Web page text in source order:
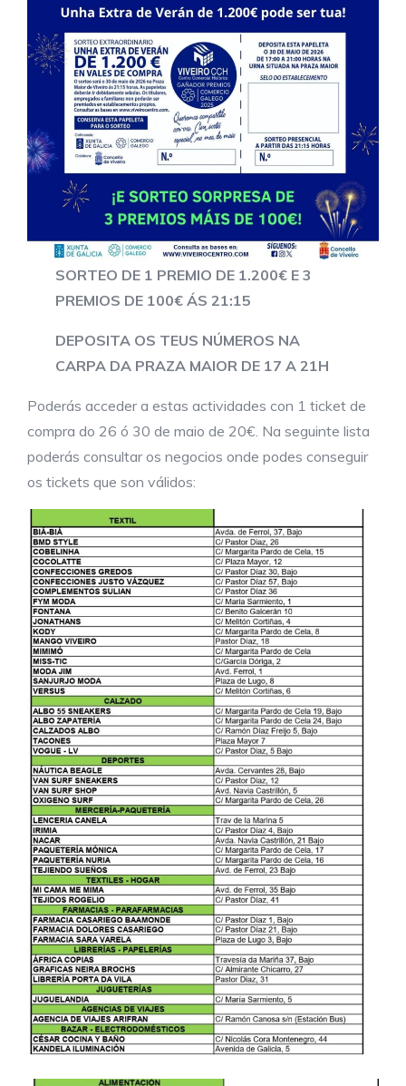
SORTEO DE 1 PREMIO DE 1.200€ E 3
PREMIOS DE 100€ ÁS 21:15
DEPOSITA OS TEUS NÚMEROS NA
CARPA DA PRAZA MAIOR DE 17 A 21H
Poderás acceder a estas actividades con 1 ticket de
compra do 26 ó 30 de maio de 20€. Na seguinte lista
poderás consultar os negocios onde podes conseguir
os tickets que son válidos: